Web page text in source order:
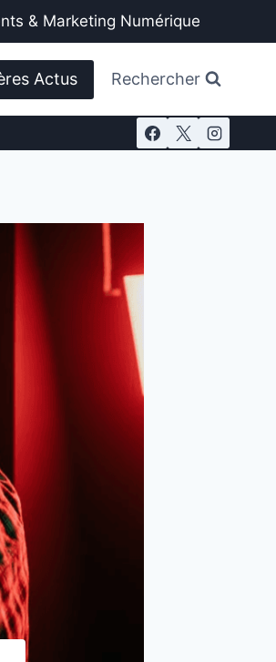
& Marketing Numérique
Actus Rechercher